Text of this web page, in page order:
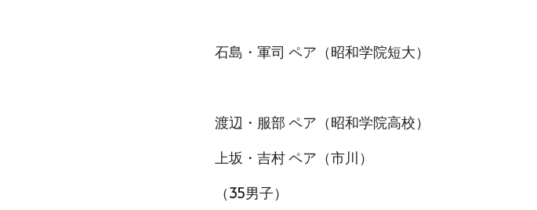
石島・軍司 ペア（昭和学院短大）
渡辺・服部 ペア（昭和学院高校）
上坂・吉村 ペア（市川）
（35男子）